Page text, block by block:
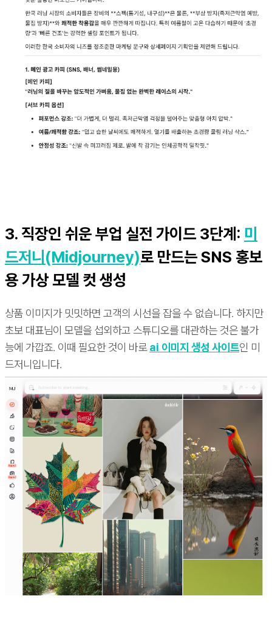
3. 직장인 쉬운 부업 실전 가이드 3단계: 미
드저니(Midjourney)로 만드는 SNS 홍보
용 가상 모델 컷 생성
상품 이미지가 밋밋하면 고객의 시선을 잡을 수 없습니다. 하지만
초보 대표님이 모델을 섭외하고 스튜디오를 대관하는 것은 불가
능에 가깝죠. 이때 필요한 것이 바로ai 이미지 생성 사이트인 미
드저니입니다.